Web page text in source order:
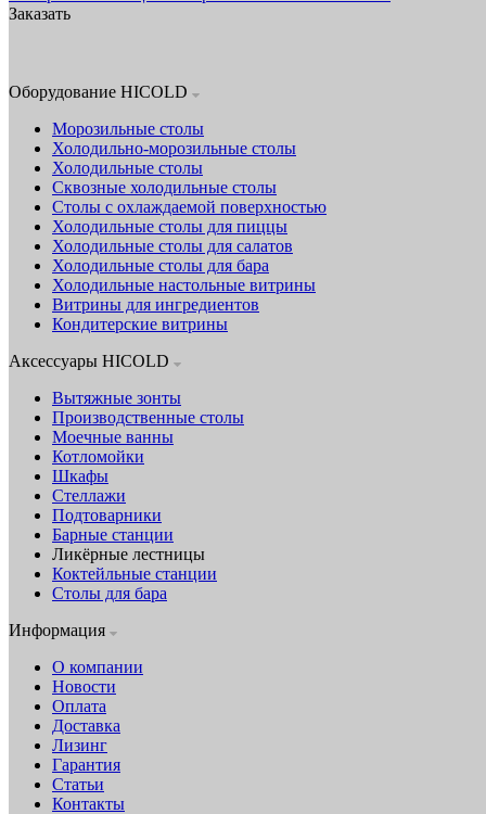
Заказать
Оборудование HICOLD
Морозильные столы
Холодильно-морозильные столы
Холодильные столы
Сквозные холодильные столы
Столы с охлаждаемой поверхностью
Холодильные столы для пиццы
Холодильные столы для салатов
Холодильные столы для бара
Холодильные настольные витрины
Витрины для ингредиентов
Кондитерские витрины
Аксессуары HICOLD
Вытяжные зонты
Производственные столы
Моечные ванны
Котломойки
Шкафы
Стеллажи
Подтоварники
Барные станции
Ликёрные лестницы
Коктейльные станции
Столы для бара
Информация
О компании
Новости
Оплата
Доставка
Лизинг
Гарантия
Статьи
Контакты